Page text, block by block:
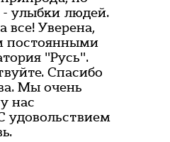
- улыбки людей.
все! Уверена,
постоянными
"Русь".
Спасибо
Мы очень
нас
удовольствием